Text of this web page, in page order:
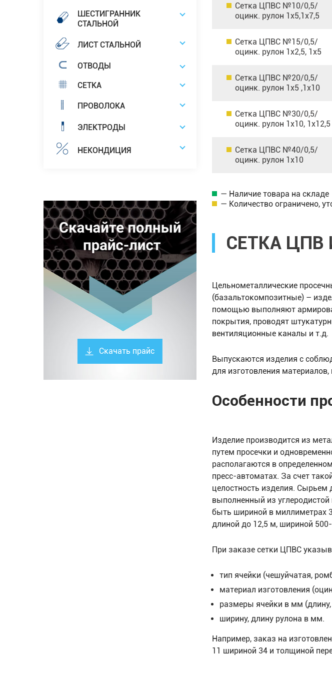
ШЕСТИГРАННИК
СТАЛЬНОЙ
ЛИСТ СТАЛЬНОЙ
ОТВОДЫ
СЕТКА
ПРОВОЛОКА
ЭЛЕКТРОДЫ
НЕКОНДИЦИЯ
Скачать прайс
Сетка ЦПВС №10/0,5/
оцинк. рулон 1х5,1х7,5
Сетка ЦПВС №15/0,5/
оцинк. рулон 1х2,5, 1х5
Сетка ЦПВС №20/0,5/
оцинк. рулон 1х5 ,1х10
Сетка ЦПВС №30/0,5/
оцинк. рулон 1х10, 1х12,5
Сетка ЦПВС №40/0,5/
оцинк. рулон 1х10
— Наличие товара на складе
— Количество ограничено,
СЕТКА ЦПВ
Цельнометаллические
(базальтокомпозитные) –
помощью выполняют
покрытия, проводят
вентиляционные каналы и т.д.
Выпускаются изделия с
для изготовления
Особенности
Изделие производится из
путем просечки и
располагаются в
пресс-автоматах. За счет
целостность изделия. Сырьем
выполненный из
быть шириной в миллиметрах
длиной до 12,5 м, шириной
При заказе сетки ЦПВС
тип ячейки (чешуйчатая,
материал изготовления
размеры ячейки в мм
ширину, длину рулона в мм.
Например, заказ на
11 шириной 34 и толщиной